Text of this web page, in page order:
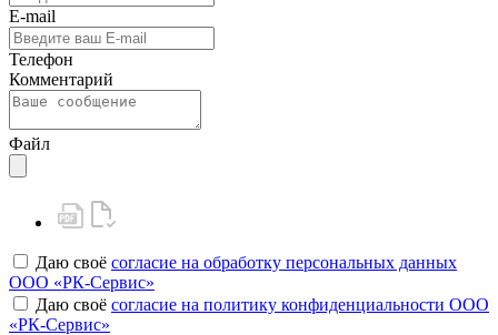
E-mail
Телефон
Комментарий
Файл
Даю своё согласие на обработку персональных данных
ООО «РК-Сервис»
Даю своё согласие на политику конфиденциальности ООО
«РК-Сервис»